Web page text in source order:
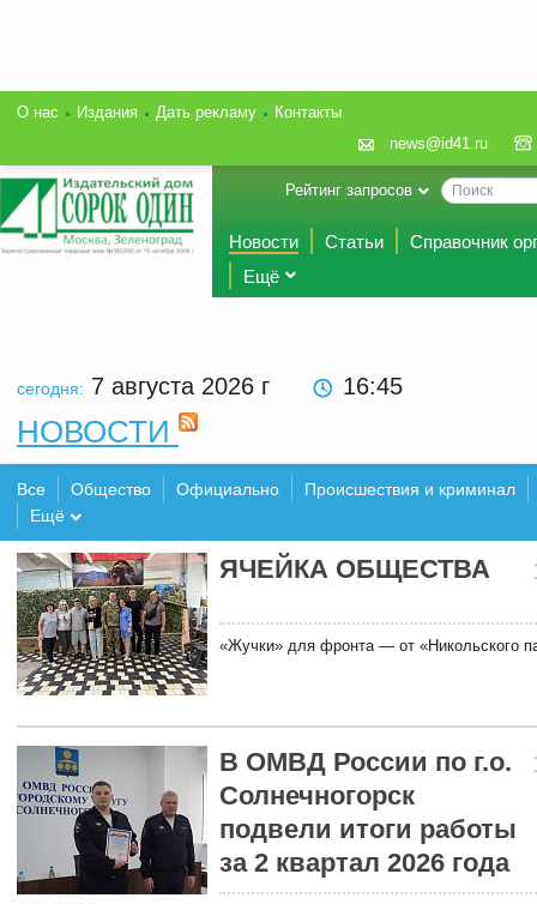
О нас Издания Дать рекламу
Контакты
news@id41.ru
Рейтинг запросов
Новости Статьи
Справочник
Ещё
сегодня: 7 августа 2026 г 16:45
НОВОСТИ
Все Общество Официально
Происшествия и криминал
Ещё
ЯЧЕЙКА ОБЩЕСТВА
«Жучки» для фронта — от «Никольского
В ОМВД России по г.о.
Солнечногорск
подвели итоги работы
за 2 квартал 2026 года